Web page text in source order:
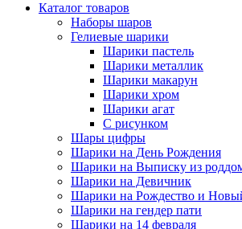
Каталог товаров
Наборы шаров
Гелиевые шарики
Шарики пастель
Шарики металлик
Шарики макарун
Шарики хром
Шарики агат
С рисунком
Шары цифры
Шарики на День Рождения
Шарики на Выписку из
Шарики на Девичник
Шарики на Рождество и
Шарики на гендер пати
Шарики на 14 февраля